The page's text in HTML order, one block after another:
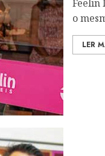
Feelin
o
LER